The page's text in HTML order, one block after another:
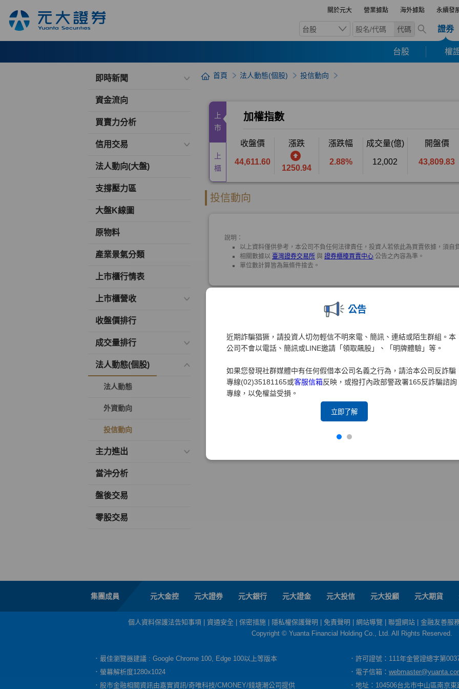
關於元大 營業據點 海外據點 永續發
台股 代碼 證券
台股 權
公告
近期詐騙猖獗，請投資人切勿輕信不明來電、簡訊、連結或陌生群組。本
公司不會以電話、簡訊或LINE邀請「領取飆股」、「明牌體驗」等。
如果您發現社群媒體中有任何假借本公司名義之行為，請洽本公司反詐騙
專線(02)35181165或客服信箱反映，或撥打內政部警政署165反詐騙諮詢
專線，以免權益受損。
立即了解
即時新聞
資金流向
買賣力分析
信用交易
法人動向(大盤)
支撐壓力區
大盤K線圖
原物料
產業景氣分類
上市櫃行情表
上市櫃營收
收盤價排行
成交量排行
法人動態(個股)
法人動態
外資動向
投信動向
主力進出
當沖分析
盤後交易
零股交易
首頁 法人動態(個股) 投信動向
集團成員 元大金控 元大證券 元大銀行 元大證金 元大投信 元大投顧 元大期貨
個人資料保護法告知事項 資通安全 保密措施 隱私權保護聲明 免責聲明 網站導覽 聯盟網站
金融友善服
Copyright © Yuanta Financial Holding Co., Ltd. All Rights Reserved.
．最佳瀏覽器建議 : Google Chrome 100, Edge 100以上等版本
．許可證號：111年金管證總字第
．螢幕解析度1280x1024
．電子信箱：
．股市金融相關資訊由嘉實資訊/奇唯科技/CMONEY/錢塘潮公司提供
．地址：104506台北市中山區南京